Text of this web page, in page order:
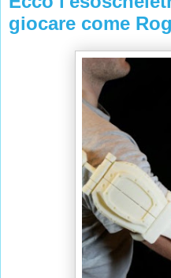
giocare come